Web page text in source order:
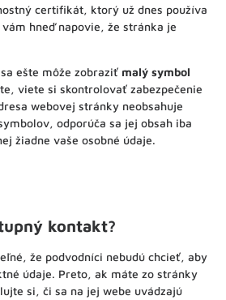
certifikát, ktorý už dnes používa
hneď napovie, že stránka je
ešte môže zobraziť malý symbol
viete si skontrolovať zabezpečenie
webovej stránky neobsahuje
odporúča sa jej obsah iba
žiadne vaše osobné údaje.
kontakt?
že podvodníci nebudú chcieť, aby
údaje. Preto, ak máte zo stránky
si, či sa na jej webe uvádzajú